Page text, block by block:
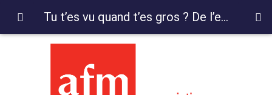
Tu t’es vu quand t’es gros ? De l’efficacité et l’éthique des technologies persuasives pour la promotion de l’activité physique